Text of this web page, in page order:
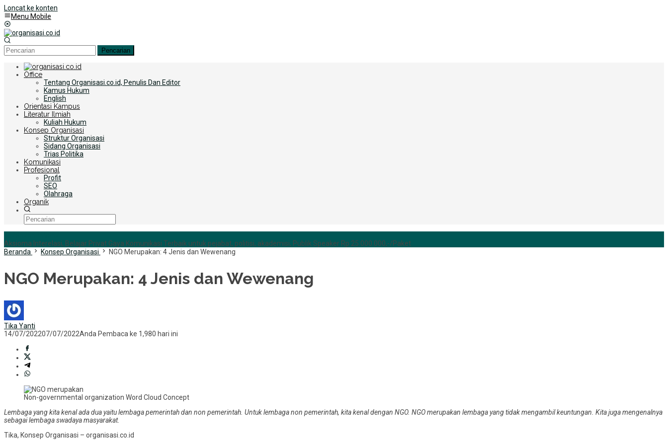
Loncat ke konten
Menu Mobile
Pencarian
Office
Tentang Organisasi.co.id, Penulis Dan Editor
Kamus Hukum
English
Orientasi Kampus
Literatur Ilmiah
Kuliah Hukum
Konsep Organisasi
Struktur Organisasi
Sidang Organisasi
Trias Politika
Komunikasi
Profesional
Profit
SEO
Olahraga
Organik
Aksioma Interelasi, Belajar Privat Gaya Komunikasi Terbaik untuk pejabat, politisi, akademisi, Publik Speaker Rp 25.000.000,-/Paket
Beranda
Konsep Organisasi NGO Merupakan: 4 Jenis dan Wewenang
NGO Merupakan: 4 Jenis dan Wewenang
Tika Yanti
14/07/202207/07/2022Anda Pembaca ke 1,980 hari ini
Non-governmental organization Word Cloud Concept
Lembaga yang kita kenal ada dua yaitu lembaga pemerintah dan non pemerintah. Untuk lembaga non pemerintah, kita kenal dengan NGO. NGO merupakan lembaga yang tidak mengambil keuntungan. Kita juga mengenalnya
sebagai lembaga swadaya masyarakat.
Tika, Konsep Organisasi – organisasi.co.id